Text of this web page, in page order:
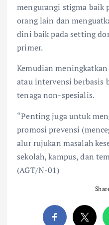
mengurangi stigma baik
orang lain dan
dini baik pada setting
primer.
Kemudian
atau intervensi berbasis
tenaga non-spesialis.
“Penting juga untuk
promosi prevensi
alur rujukan masalah
sekolah, kampus, dan
(AGT/N-01)